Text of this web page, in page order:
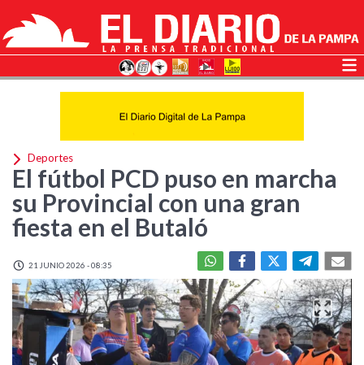
Deportes
El fútbol PCD puso en marcha
su Provincial con una gran
fiesta en el Butaló
21 JUNIO 2026 - 08:35